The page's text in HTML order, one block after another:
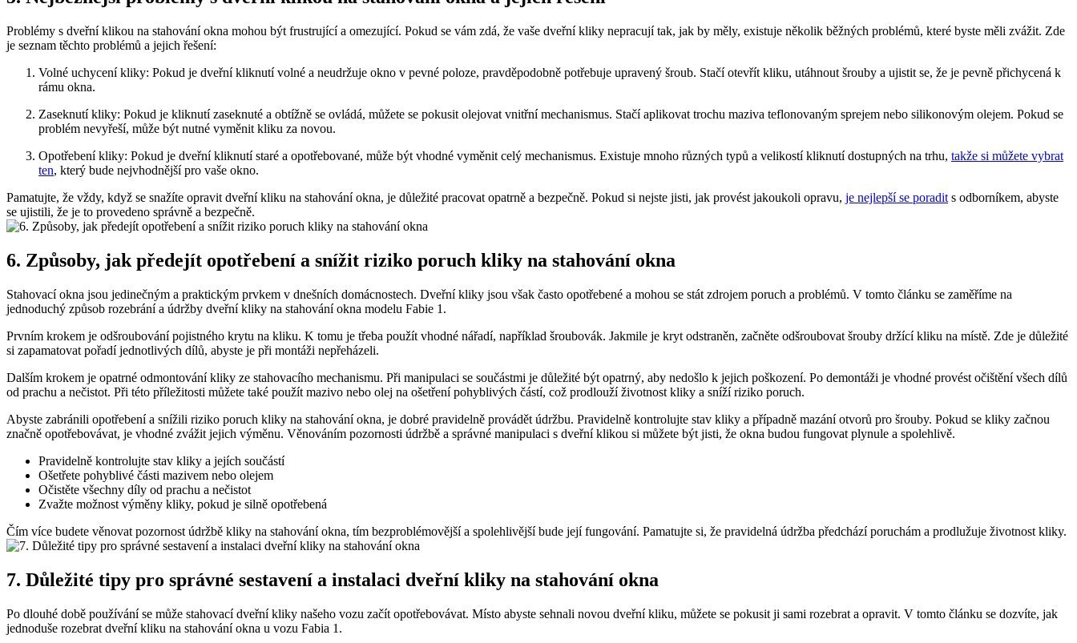
Problémy s dveřní klikou na‍ stahování okna mohou být⁤ frustrující a omezující. Pokud se vám zdá, že vaše dveřní kliky nepracují tak, jak ⁤by měly, existuje ‍několik běžných problémů, které ⁣byste měli zvážit. Zde
je seznam těchto problémů a jejich řešení:
Volné⁤ uchycení kliky:‌ Pokud je dveřní kliknutí volné a neudržuje ‍okno v pevné poloze, ⁣pravděpodobně potřebuje upravený šroub. Stačí​ otevřít kliku, utáhnout šrouby a ‍ujistit se, že je pevně ⁢přichycená k
⁢rámu okna.
Zaseknutí ‌kliky: Pokud je kliknutí ⁢zaseknuté a obtížně se ovládá, můžete se ‍pokusit olejovat vnitřní⁤ mechanismus. Stačí aplikovat trochu maziva teflonovaným sprejem nebo⁢ silikonovým⁤ olejem.‍ Pokud se​
problém nevyřeší, může být nutné vyměnit ⁤kliku za novou.
Opotřebení kliky: Pokud je dveřní kliknutí staré a opotřebované, může být vhodné vyměnit celý ​mechanismus. Existuje mnoho⁣ různých typů a velikostí kliknutí dostupných⁣ na trhu, takže si můžete vybrat
⁢ten, který bude nejvhodnější pro vaše okno.
Pamatujte,‌ že vždy, když se snažíte opravit dveřní⁢ kliku na stahování okna, je důležité pracovat opatrně‍ a bezpečně. Pokud si nejste jisti,⁤ jak provést jakoukoli⁣ opravu, je⁤ nejlepší se poradit s odborníkem, abyste
se ujistili, že je to provedeno správně a bezpečně.
6. Způsoby, ‍jak předejít opotřebení a snížit riziko poruch kliky na stahování okna
Stahovací okna⁣ jsou jedinečným‌ a praktickým⁤ prvkem v ​dnešních domácnostech. Dveřní kliky jsou však často opotřebené a mohou se stát ​zdrojem poruch a problémů. V tomto článku⁤ se zaměříme na
jednoduchý způsob ⁣rozebrání a ⁣údržby dveřní kliky na stahování okna ⁢modelu Fabie 1.
Prvním⁤ krokem je odšroubování⁣ pojistného krytu na kliku. K tomu je třeba použít vhodné ‍nářadí, například šroubovák. Jakmile je kryt odstraněn, ⁤začněte odšroubovat šrouby držící kliku na místě. Zde je důležité
si zapamatovat pořadí ‍jednotlivých dílů, abyste je při montáži ‍nepřeházeli.
Dalším krokem je opatrné odmontování‍ kliky ⁤ze stahovacího mechanismu. Při manipulaci se součástmi je⁢ důležité být ⁤opatrný, aby nedošlo k ‍jejich poškození. Po demontáži je vhodné provést očištění všech ‍dílů
od⁤ prachu a nečistot. Při této příležitosti můžete také⁤ použít mazivo nebo olej na ‍ošetření pohyblivých částí, což prodlouží ⁤životnost kliky a⁤ sníží riziko poruch.
Abyste zabránili opotřebení a snížili riziko poruch kliky na stahování okna, je dobré pravidelně​ provádět údržbu. Pravidelně kontrolujte ‍stav ⁤kliky a případně ⁤mazání ​otvorů pro šrouby. ⁢Pokud se kliky začnou
⁤značně opotřebovávat, je vhodné ⁢zvážit jejich výměnu. Věnováním pozornosti údržbě a správné manipulaci s dveřní klikou si můžete být jisti, že okna budou fungovat plynule a ‌spolehlivě.
Pravidelně kontrolujte stav kliky a jejích součástí
Ošetřete pohyblivé ⁣části⁤ mazivem nebo ⁢olejem
Očistěte ⁢všechny díly od⁣ prachu a ⁣nečistot
Zvažte možnost výměny kliky, pokud je silně opotřebená
Čím⁣ více budete věnovat pozornost údržbě kliky⁤ na stahování okna, tím ⁣bezproblémovější a spolehlivější bude⁣ její fungování. Pamatujte si, že pravidelná ‍údržba předchází⁣ poruchám a​ prodlužuje životnost kliky.
7. Důležité tipy pro ⁣správné sestavení a instalaci dveřní kliky ⁤na stahování ‍okna
Po dlouhé době používání se může stahovací dveřní kliky našeho vozu začít opotřebovávat. ⁢Místo abyste sehnali novou ‍dveřní kliku, můžete⁢ se pokusit ji sami rozebrat‍ a ‍opravit. V tomto článku se dozvíte, jak
jednoduše rozebrat⁣ dveřní kliku na stahování okna​ u vozu Fabia 1.